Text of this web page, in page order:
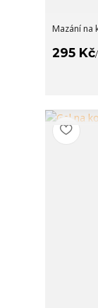
Mazání na
295 Kč/